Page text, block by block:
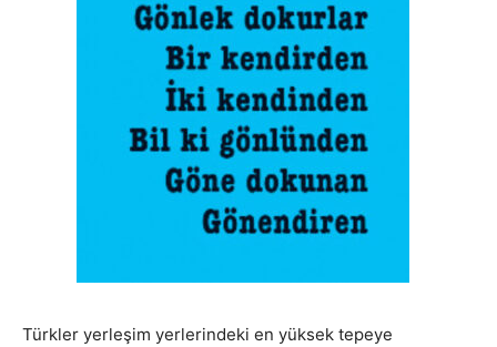
Türkler yerleşim yerlerindeki en yüksek tepeye